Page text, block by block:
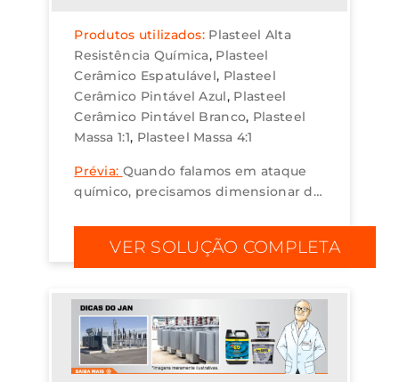
Produtos utilizados: Plasteel Alta
Resistência Química Plasteel
Cerâmico Espatulável Plasteel
Cerâmico Pintável Azul Plasteel
Cerâmico Pintável Branco Plasteel
Massa 1:1 Plasteel Massa 4:1
Prévia: Quando falamos em ataque
químico, precisamos dimensionar de
produto no processo, o mais
agressivo e concen...
VER SOLUÇÃO COMPLETA